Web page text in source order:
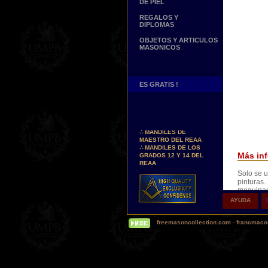
MAESTRO DEL REAA
∴MANDILES DE LOS
GRADOS 12 Y 14 DEL
REAA
Personaliza tus Arreos
TU NOMBRE BORDADO
SOBRE TU MANDIL, TU
BANDA O TU COLLARIN
Nueva pagina !
∴UNA PAGINA DE
TESTIMONIOS DE
DE PIEL
REGALOS Y
DIPLOMAS
OBJETOS Y ARTICULOS
MASONICOS
ES GRATIS !
AYUDA
freemasoncollection.com -
Más
Solo se
pinturas.
Estas
precio